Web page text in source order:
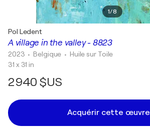
1/8
A village in the valley - 8823
Pol Ledent
2023 • Belgique • Huile sur Toile
31 x 31 in
2 940 $US
Acquérir cette œuvre